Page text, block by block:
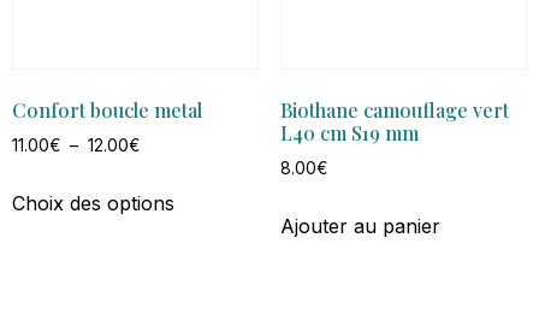
Confort boucle metal
11.00€ – 12.00€
Choix des options
Biothane camouflage vert
L40 cm S19 mm
8.00€
Ajouter au panier